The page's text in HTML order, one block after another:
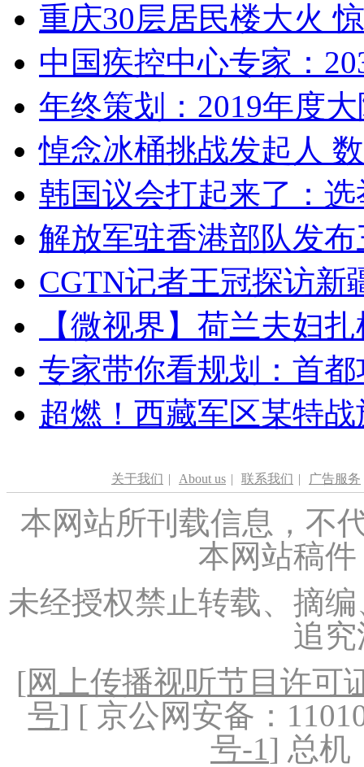
重庆30层居民楼大火
中国疾控中心专家：
年终策划：2019年度
悼念冰桶挑战发起人
韩国议会打起来了：
解放军驻香港部队发
CGTN记者王冠探访新
【微视界】荷兰夫妇
专家带你看规划：首
超燃！西藏军区某特
关于我们 | About us | 联系我们 | 广告服务
本网站所刊载信息，不
本网站稿
未经授权禁止转载、摘
追
[网上传播视听节目许可
号] [ 京公网安备：
号-1] 总机